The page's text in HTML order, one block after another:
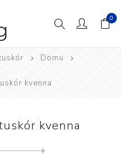
0
Dömu
kvenna
kvenna